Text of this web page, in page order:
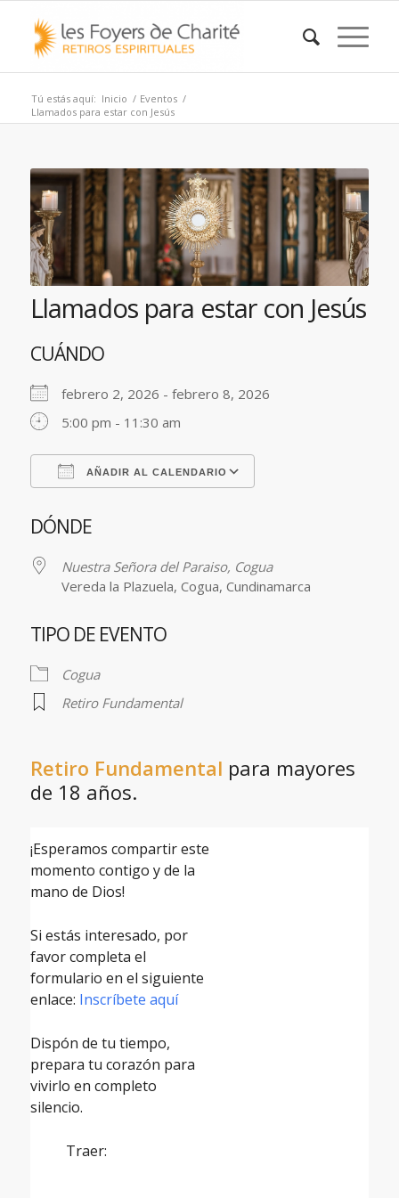
Tú estás aquí: Inicio / Eventos /
Llamados para estar con Jesús
Llamados para estar con Jesús
CUÁNDO
febrero 2, 2026 - febrero 8, 2026
5:00 pm - 11:30 am
AÑADIR AL CALENDARIO
DÓNDE
Nuestra Señora del Paraiso, Cogua
Vereda la Plazuela, Cogua, Cundinamarca
TIPO DE EVENTO
Cogua
Retiro Fundamental
Retiro Fundamental para mayores
de 18 años.
¡Esperamos compartir este
momento contigo y de la
mano de Dios!
Si estás interesado, por
favor completa el
formulario en el siguiente
enlace: Inscríbete aquí
Dispón de tu tiempo,
prepara tu corazón para
vivirlo en completo
silencio.
Traer: